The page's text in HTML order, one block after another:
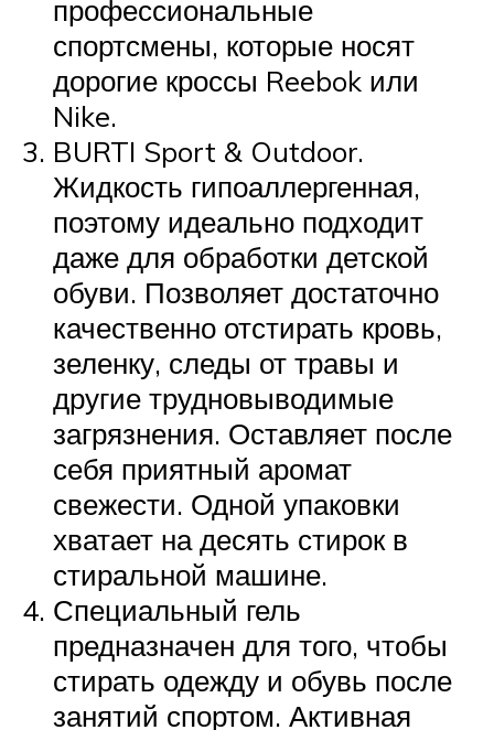
профессиональные
спортсмены, которые носят
дорогие кроссы Reebok или
Nike.
BURTI Sport & Outdoor.
Жидкость гипоаллергенная,
поэтому идеально подходит
даже для обработки детской
обуви. Позволяет достаточно
качественно отстирать кровь,
зеленку, следы от травы и
другие трудновыводимые
загрязнения. Оставляет после
себя приятный аромат
свежести. Одной упаковки
хватает на десять стирок в
стиральной машине.
Специальный гель
предназначен для того, чтобы
стирать одежду и обувь после
занятий спортом. Активная